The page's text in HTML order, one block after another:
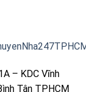
– KDC Vĩnh
Tân TPHCM